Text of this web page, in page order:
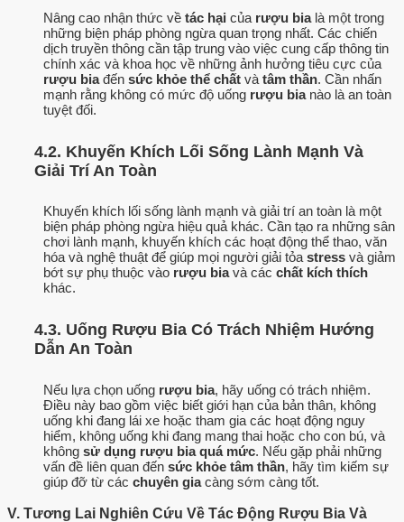
Nâng cao nhận thức về tác hại của rượu bialà một trong
những biện pháp phòng ngừa quan trọng nhất. Các chiến
dịch truyền thông cần tập trung vào việc cung cấp thông tin
chính xác và khoa học về những ảnh hưởng tiêu cực của
rượu biađến sức khỏe thể chất và tâm thần. Cần nhấn
mạnh rằng không có mức độ uống rượu bianào là an toàn
tuyệt đối.
4.2. Khuyến Khích Lối Sống Lành Mạnh Và
Giải Trí An Toàn
Khuyến khích lối sống lành mạnh và giải trí an toàn là một
biện pháp phòng ngừa hiệu quả khác. Cần tạo ra những sân
chơi lành mạnh, khuyến khích các hoạt động thể thao, văn
hóa và nghệ thuật để giúp mọi người giải tỏastress và giảm
bớt sự phụ thuộc vào rượu biavà các chất kích thích
khác.
4.3. Uống Rượu Bia Có Trách Nhiệm Hướng
Dẫn An Toàn
Nếu lựa chọn uống rượu bia, hãy uống có trách nhiệm.
Điều này bao gồm việc biết giới hạn của bản thân, không
uống khi đang lái xe hoặc tham gia các hoạt động nguy
hiểm, không uống khi đang mang thai hoặc cho con bú, và
không sử dụng rượu bia quá mức. Nếu gặp phải những
vấn đề liên quan đến sức khỏe tâm thần, hãy tìm kiếm sự
giúp đỡ từ các chuyên giacàng sớm càng tốt.
V. Tương Lai Nghiên Cứu Về Tác Động Rượu Bia Và